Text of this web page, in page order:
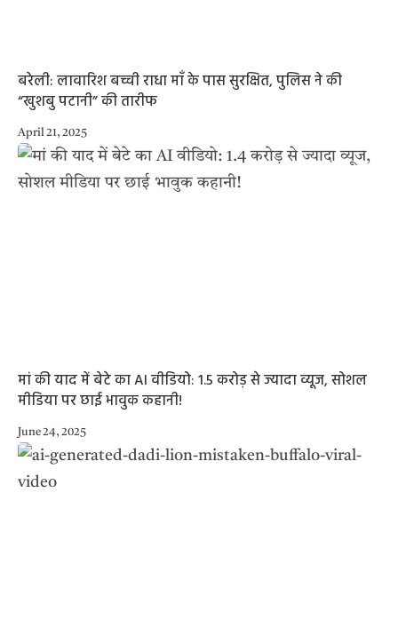
बरेली: लावारिश बच्ची राधा माँ के पास सुरक्षित, पुलिस ने की
“खुशबु पटानी” की तारीफ
April 21, 2025
मां की याद में बेटे का AI वीडियो: 1.5 करोड़ से ज्यादा व्यूज, सोशल
मीडिया पर छाई भावुक कहानी!
June 24, 2025